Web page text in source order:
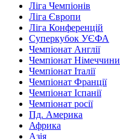
Ліга Чемпіонів
Ліга Європи
Ліга Конференцій
Суперкубок УЄФА
Чемпіонат Англії
Чемпіонат Німеччини
Чемпіонат Італії
Чемпіонат Франції
Чемпіонат Іспанії
Чемпіонат росії
Пд. Америка
Африка
Азія